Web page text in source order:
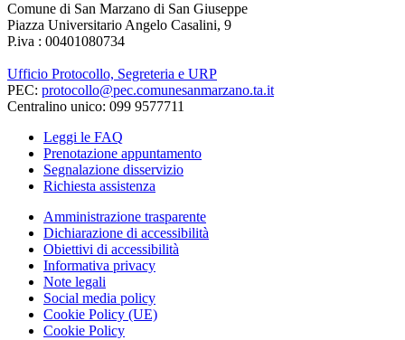
Comune di San Marzano di San Giuseppe
Piazza Universitario Angelo Casalini, 9
P.iva : 00401080734
Ufficio Protocollo, Segreteria e URP
PEC: protocollo@pec.comunesanmarzano.ta.it
Centralino unico: 099 9577711
Leggi le FAQ
Prenotazione appuntamento
Segnalazione disservizio
Richiesta assistenza
Amministrazione trasparente
Dichiarazione di accessibilità
Obiettivi di accessibilità
Informativa privacy
Note legali
Social media policy
Cookie Policy (UE)
Cookie Policy